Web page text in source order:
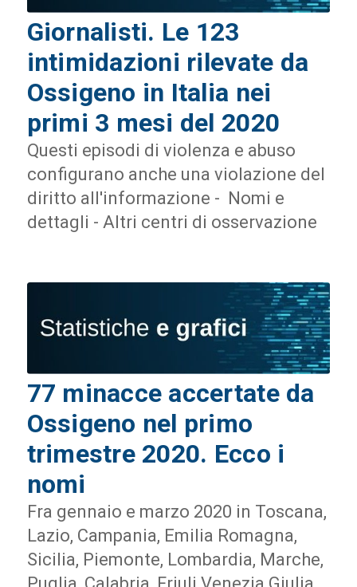
Giornalisti. Le 123
intimidazioni rilevate da
Ossigeno in Italia nei
primi 3 mesi del 2020
Questi episodi di violenza e abuso
configurano anche una violazione del
diritto all'informazione - Nomi e
dettagli - Altri centri di osservazione
77 minacce accertate da
Ossigeno nel primo
trimestre 2020. Ecco i
nomi
Fra gennaio e marzo 2020 in Toscana,
Lazio, Campania, Emilia Romagna,
Sicilia, Piemonte, Lombardia, Marche,